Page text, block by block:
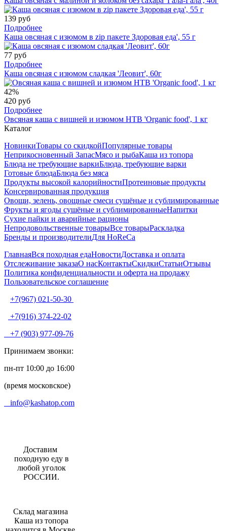
139 руб
Подробнее
Каша овсяная с изюмом в zip пакете Здоровая еда', 55 г
77 руб
Подробнее
Каша овсяная с изюмом сладкая 'Леовит', 60г
42%
420 руб
Подробнее
Овсяная каша с вишней и изюмом НТВ 'Organic food', 1 кг
Каталог
НовинкиТовары со скидкойПопулярные товары
Неприкосновенный ЗапасМясо и рыбаКаша из топора
Блюда не требующие варкиБлюда, требующие варки
Готовые блюдаБлюда без мяса
Продукты высокой калорийностиПротеиновые продукты
Консервированная продукция
Овощи, зелень, овощные смеси сушёные и сублимированные
Фрукты и ягоды сушёные и сублимированныеНапитки
Сухие пайки и аварийные рационы
Непродовольственные товарыВсе товарыРаскладка
Бренды и производителиДля HoReCa
ГлавнаяВся походная едаНовостиДоставка и оплата
Отслеживание заказаО насКонтактыСкидкиСтатьиОтзывы
Политика конфиденциальности и оферта на продажу
Пользовательское соглашение
+7(967) 021-50-30
+7(916) 374-22-02
+7 (903) 977-09-76
Принимаем звонки:
пн-пт 10:00 до 16:00
(время московское)
info@kashatop.com
Доставим
походную еду в
любой уголок
РОССИИ.
Склад магазина
Каша из топора